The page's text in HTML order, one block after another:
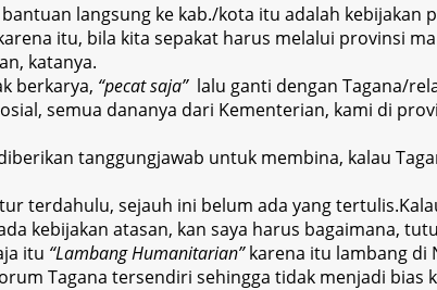
langsung ke kab./kota itu adalah kebijakan
itu, bila kita sepakat harus melalui provinsi
katanya.
berkarya, “pecat saja”lalu ganti dengan Tagana/
semua dananya dari Kementerian, kami di
tanggungjawab untuk membina, kalau
terdahulu, sejauh ini belum ada yang
kebijakan atasan, kan saya harus bagaimana,
itu “Lambang Humanitarian”karena itu lambang di
Tagana tersendiri sehingga tidak menjadi